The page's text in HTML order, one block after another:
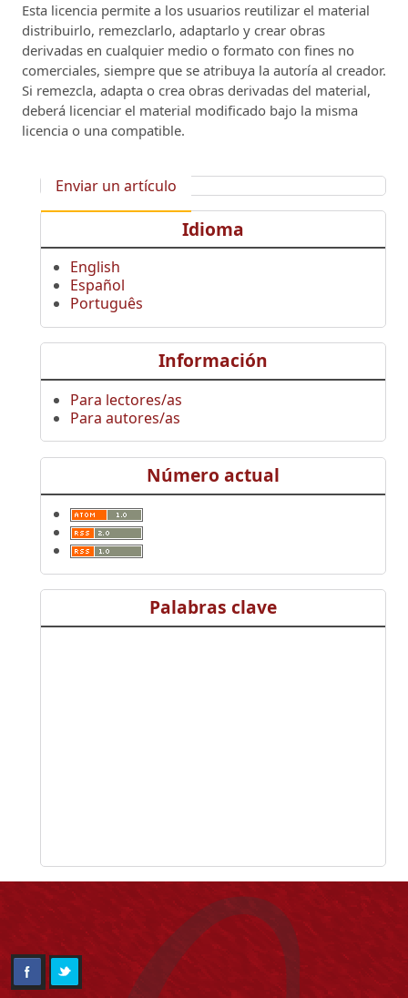
Esta licencia permite a los usuarios reutilizar el material
distribuirlo, remezclarlo, adaptarlo y crear obras
derivadas en cualquier medio o formato con fines no
comerciales, siempre que se atribuya la autoría al creador.
Si remezcla, adapta o crea obras derivadas del material,
deberá licenciar el material modificado bajo la misma
licencia o una compatible.
Enviar un artículo
Idioma
English
Español
Português
Información
Para lectores/as
Para autores/as
Número actual
Palabras clave